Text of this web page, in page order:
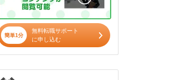
簡単1分
無料転職サポート
に申し込む